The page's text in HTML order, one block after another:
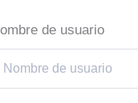
de usuario